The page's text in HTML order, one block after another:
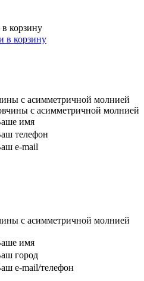
корзину
в корзину
с асимметричной молнией
имя
телефон
e-mail
с асимметричной молнией
имя
город
e-mail/телефон